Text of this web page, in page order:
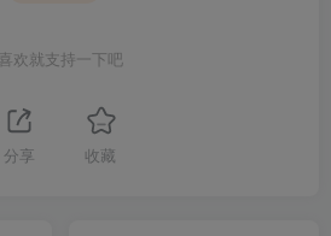
喜欢就支持一下吧
分享 收藏